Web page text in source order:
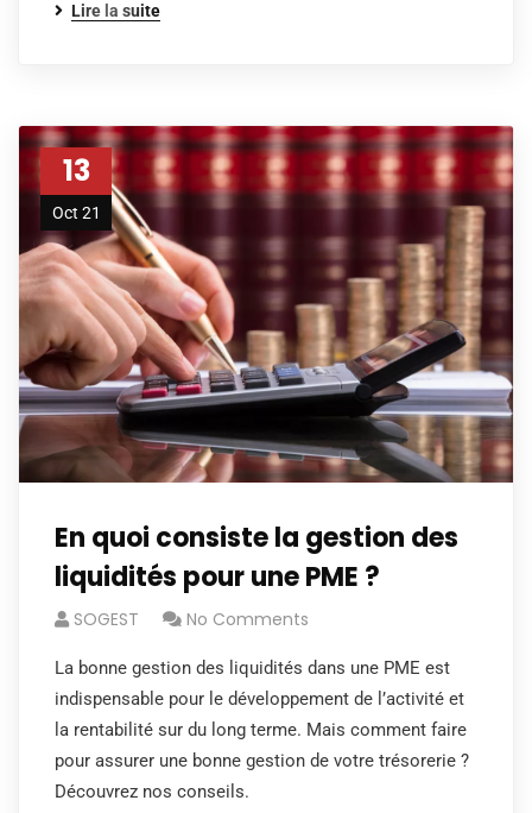
Lire la suite
13
Oct 21
En quoi consiste la gestion des
liquidités pour une PME ?
SOGEST No Comments
La bonne gestion des liquidités dans une PME est
indispensable pour le développement de l’activité et
la rentabilité sur du long terme. Mais comment faire
pour assurer une bonne gestion de votre trésorerie ?
Découvrez nos conseils.